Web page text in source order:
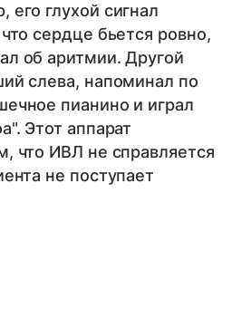
его глухой сигнал
сердце бьется ровно,
об аритмии. Другой
слева, напоминал по
пианино и играл
Этот аппарат
что ИВЛ не справляется
не поступает